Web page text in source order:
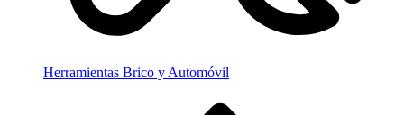
Herramientas Brico y Automóvil